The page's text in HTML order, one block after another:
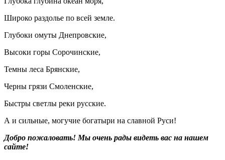
Широко раздолье по всей земле.
Глубоки омуты Днепровские,
Высоки горы Сорочинские,
Темны леса Брянские,
Черны грязи Смоленские,
Быстры светлы реки русские.
А и сильные, могучие богатыри на славной Руси!
Добро пожаловать! Мы очень рады видеть вас на нашем
сайте!